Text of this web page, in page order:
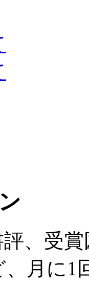
、受
月に1